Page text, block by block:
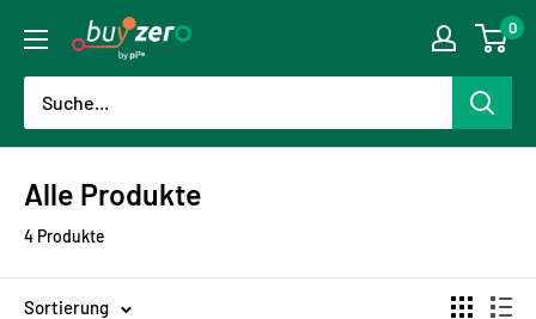
zum
Inhalt
buyzero.de 0
Alle Produkte
4 Produkte
Sortierung